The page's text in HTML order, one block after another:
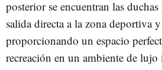
posterior se encuentran las
salida directa a la zona deportiva
proporcionando un espacio
recreación en un ambiente de lujo